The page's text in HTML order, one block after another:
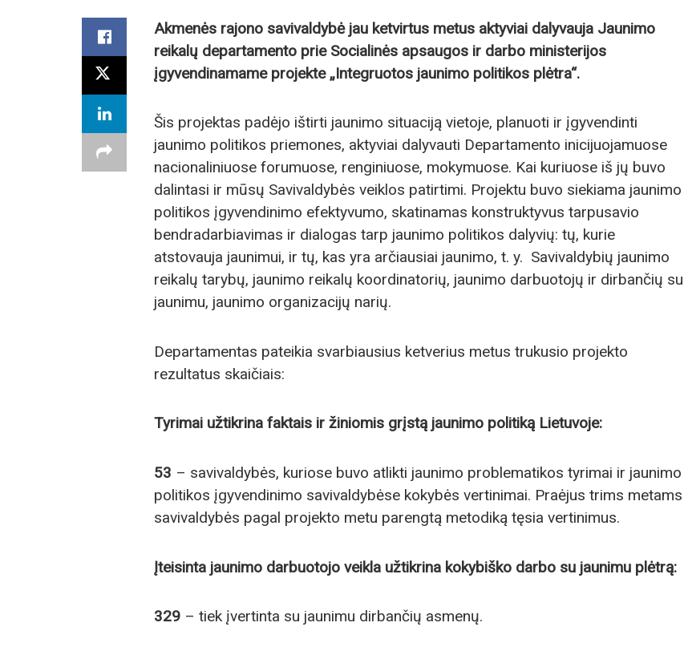
Akmenės rajono savivaldybė jau ketvirtus metus aktyviai dalyvauja Jaunimo
reikalų departamento prie Socialinės apsaugos ir darbo ministerijos
įgyvendinamame projekte „Integruotos jaunimo politikos plėtra“.
Šis projektas padėjo ištirti jaunimo situaciją vietoje, planuoti ir įgyvendinti
jaunimo politikos priemones, aktyviai dalyvauti Departamento inicijuojamuose
nacionaliniuose forumuose, renginiuose, mokymuose. Kai kuriuose iš jų buvo
dalintasi ir mūsų Savivaldybės veiklos patirtimi. Projektu buvo siekiama jaunimo
politikos įgyvendinimo efektyvumo, skatinamas konstruktyvus tarpusavio
bendradarbiavimas ir dialogas tarp jaunimo politikos dalyvių: tų, kurie
atstovauja jaunimui, ir tų, kas yra arčiausiai jaunimo, t. y. Savivaldybių jaunimo
reikalų tarybų, jaunimo reikalų koordinatorių, jaunimo darbuotojų ir dirbančių su
jaunimu, jaunimo organizacijų narių.
Departamentas pateikia svarbiausius ketverius metus trukusio projekto
rezultatus skaičiais:
Tyrimai užtikrina faktais ir žiniomis grįstą jaunimo politiką Lietuvoje:
53 – savivaldybės, kuriose buvo atlikti jaunimo problematikos tyrimai ir jaunimo
politikos įgyvendinimo savivaldybėse kokybės vertinimai. Praėjus trims metams
savivaldybės pagal projekto metu parengtą metodiką tęsia vertinimus.
Įteisinta jaunimo darbuotojo veikla užtikrina kokybiško darbo su jaunimu plėtrą:
329 – tiek įvertinta su jaunimu dirbančių asmenų.